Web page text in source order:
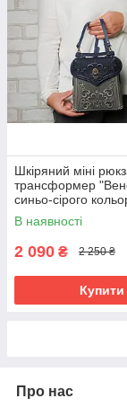
Шкіряний міні
трансформер
синьо-сірого
17х19х7 см
В наявності
2 090 ₴ 2 250 ₴
Купити
Про нас